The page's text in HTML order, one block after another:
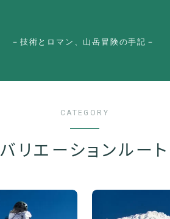
－技術とロマン、山岳冒険の手記－
CATEGORY
バリエーションルート